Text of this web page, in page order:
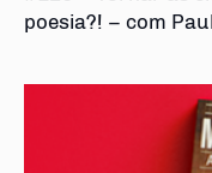
poesia?! – com